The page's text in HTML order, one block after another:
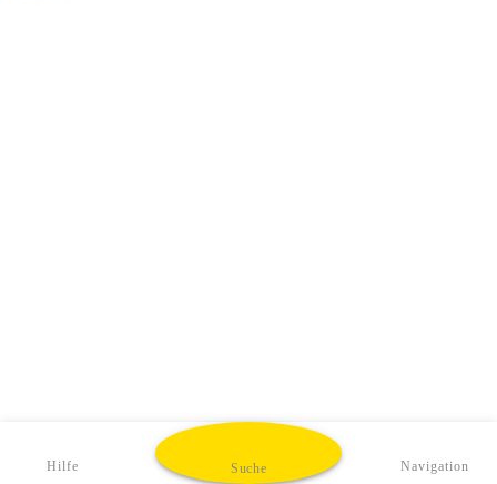
Hilfe Suche Navigation